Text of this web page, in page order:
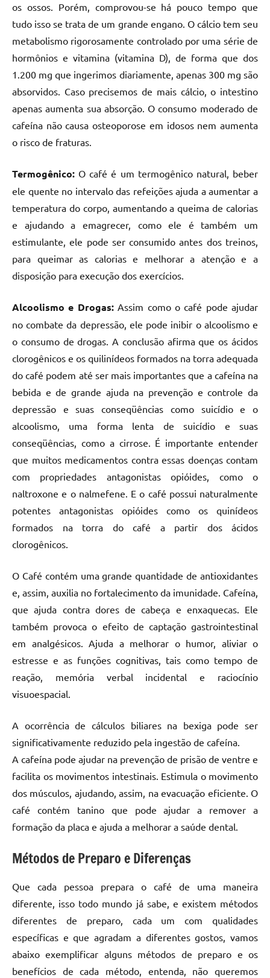
os ossos. Porém, comprovou-se há pouco tempo que
tudo isso se trata de um grande engano. O cálcio tem seu
metabolismo rigorosamente controlado por uma série de
hormônios e vitamina (vitamina D), de forma que dos
1.200 mg que ingerimos diariamente, apenas 300 mg são
absorvidos. Caso precisemos de mais cálcio, o intestino
apenas aumenta sua absorção. O consumo moderado de
cafeína não causa osteoporose em idosos nem aumenta
o risco de fraturas.
Termogênico: O café é um termogênico natural, beber
ele quente no intervalo das refeições ajuda a aumentar a
temperatura do corpo, aumentando a queima de calorias
e ajudando a emagrecer, como ele é também um
estimulante, ele pode ser consumido antes dos treinos,
para queimar as calorias e melhorar a atenção e a
disposição para execução dos exercícios.
Alcoolismo e Drogas:Assim como o café pode ajudar
no combate da depressão, ele pode inibir o alcoolismo e
o consumo de drogas. A conclusão afirma que os ácidos
clorogênicos e os quilinídeos formados na torra adequada
do café podem até ser mais importantes que a cafeína na
bebida e de grande ajuda na prevenção e controle da
depressão e suas conseqüências como suicídio e o
alcoolismo, uma forma lenta de suicídio e suas
conseqüências, como a cirrose. É importante entender
que muitos medicamentos contra essas doenças contam
com propriedades antagonistas opióides, como o
naltroxone e o nalmefene. E o café possui naturalmente
potentes antagonistas opióides como os quinídeos
formados na torra do café a partir dos ácidos
clorogênicos.
O Café contém uma grande quantidade de antioxidantes
e, assim, auxilia no fortalecimento da imunidade. Cafeína,
que ajuda contra dores de cabeça e enxaquecas. Ele
também provoca o efeito de captação gastrointestinal
em analgésicos. Ajuda a melhorar o humor, aliviar o
estresse e as funções cognitivas, tais como tempo de
reação, memória verbal incidental e raciocínio
visuoespacial.
A ocorrência de cálculos biliares na bexiga pode ser
significativamente reduzido pela ingestão de cafeína.
A cafeína pode ajudar na prevenção de prisão de ventre e
facilita os movimentos intestinais. Estimula o movimento
dos músculos, ajudando, assim, na evacuação eficiente. O
café contém tanino que pode ajudar a remover a
formação da placa e ajuda a melhorar a saúde dental.
Métodos de Preparo e Diferenças
Que cada pessoa prepara o café de uma maneira
diferente, isso todo mundo já sabe, e existem métodos
diferentes de preparo, cada um com qualidades
específicas e que agradam a diferentes gostos, vamos
abaixo exemplificar alguns métodos de preparo e os
benefícios de cada método, entenda, não queremos